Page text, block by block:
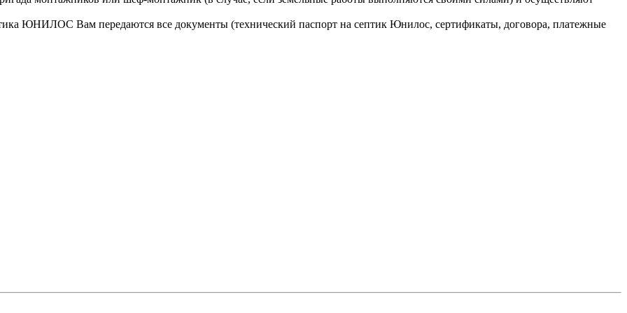
ЮНИЛОС Вам передаются все документы (технический паспорт на септик Юнилос, сертификаты, договора, платежные